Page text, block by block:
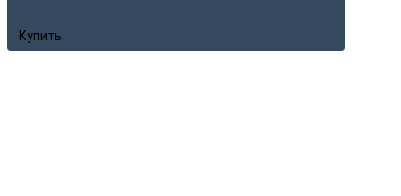
Купить